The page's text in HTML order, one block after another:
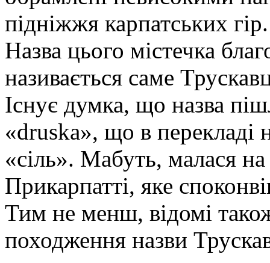
підніжжя карпатських гір.
Назва цього містечка
називається саме
Існує думка, що назва
«druska», що в перекладі
«сіль». Мабуть, малася на
Прикарпатті, яке
Тим не менш, відомі
походження назви